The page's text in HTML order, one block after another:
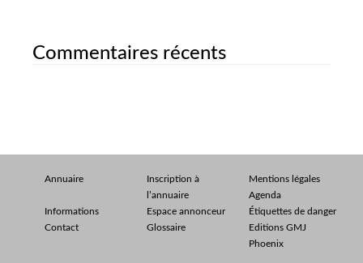
Commentaires récents
Annuaire
Inscription à
l’annuaire
Mentions légales
Agenda
Informations
Espace annonceur
Étiquettes de danger
Contact
Glossaire
Editions GMJ
Phoenix